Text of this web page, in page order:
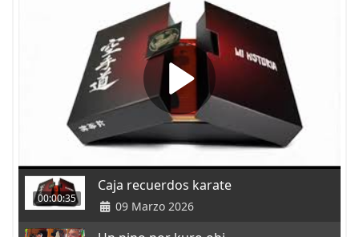
00:00:35
Caja recuerdos karate
09 Marzo 2026